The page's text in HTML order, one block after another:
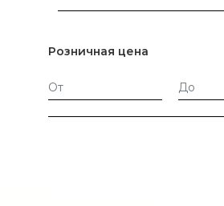
Розничная цена